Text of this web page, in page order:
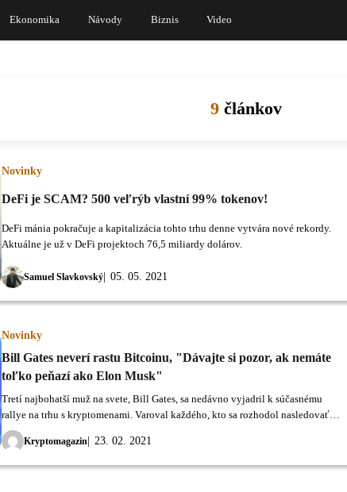
Ekonomika Návody Biznis Video
9 článkov
Novinky
DeFi je SCAM? 500 veľrýb vlastní 99% tokenov!
Samuel Slavkovský 05. 05. 2021
DeFi mánia pokračuje a kapitalizácia tohto trhu denne vytvára nové rekordy.
Aktuálne je už v DeFi projektoch 76,5 miliardy dolárov.
Novinky
Bill Gates neverí rastu Bitcoinu, "Dávajte si pozor, ak nemáte
toľko peňazí ako Elon Musk"
Kryptomagazin 23. 02. 2021
Tretí najbohatší muž na svete, Bill Gates, sa nedávno vyjadril k súčasnému
rallye na trhu s kryptomenami. Varoval každého, kto sa rozhodol nasledovať
príklad Elona Muska a investovať peniaze do Bitcoinu.